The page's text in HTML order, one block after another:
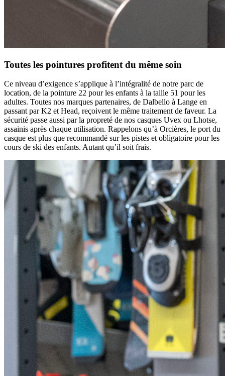
Toutes les pointures profitent du même soin
Ce niveau d’exigence s’applique à l’intégralité de notre parc de
location, de la pointure 22 pour les enfants à la taille 51 pour les
adultes. Toutes nos marques partenaires, de Dalbello à Lange en
passant par K2 et Head, reçoivent le même traitement de faveur. La
sécurité passe aussi par la propreté de nos casques Uvex ou Lhotse,
assainis après chaque utilisation. Rappelons qu’à Orcières, le port du
casque est plus que recommandé sur les pistes et obligatoire pour les
cours de ski des enfants. Autant qu’il soit frais.